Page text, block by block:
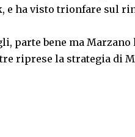
e ha visto trionfare sul
parte bene ma
riprese la strategia di